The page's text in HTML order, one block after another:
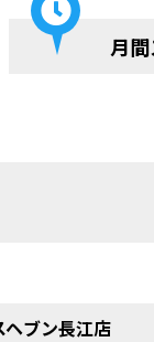
月
ブン長江店